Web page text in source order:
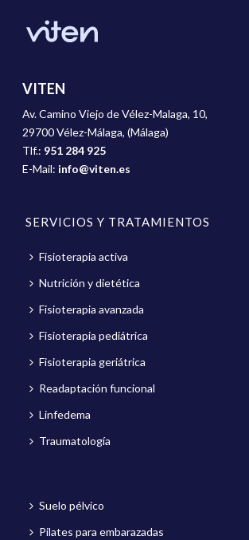
VITEN
Av. Camino Viejo de Vélez-Malaga, 10,
29700 Vélez-Málaga, (Málaga)
Tlf.: 951 284 925
E-Mail: info@viten.es
SERVICIOS Y TRATAMIENTOS
Fisioterapia activa
Nutrición y dietética
Fisioterapia avanzada
Fisioterapia pediátrica
Fisioterapia geriátrica
Readaptación funcional
Linfedema
Traumatología
Suelo pélvico
Pilates para embarazadas